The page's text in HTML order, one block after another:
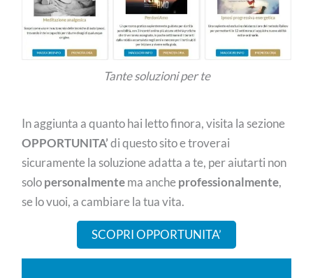
Tante soluzioni per te
In aggiunta a quanto hai letto finora, visita la sezione
OPPORTUNITA’di questo sito e troverai
sicuramente la soluzione adatta a te, per aiutarti non
solopersonalmentema ancheprofessionalmente,
se lo vuoi, a cambiare la tua vita.
SCOPRI OPPORTUNITA’